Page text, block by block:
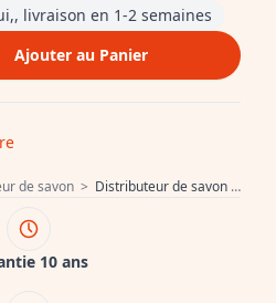
de savon > Distributeur de savon encastrable Quadri Luxor en cuivre, rechargeable par le haut 1208967510
livraison en 1-2 semaines
Ajouter au Panier
10 ans